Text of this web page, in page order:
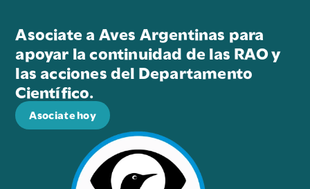
Asociate a Aves Argentinas para
apoyar la continuidad de las RAO y
las acciones del Departamento
Científico.
Asociate hoy